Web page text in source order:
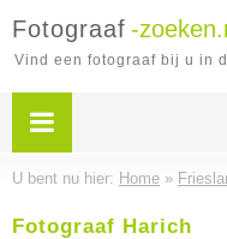
Fotograaf -
Vind een fotograaf bij u in
U bent nu hier: Home »
Fotograaf Harich